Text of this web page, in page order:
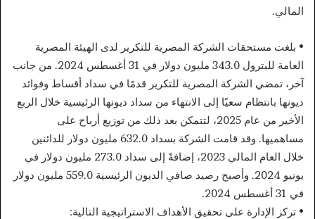
المالي.
• بلغت مستحقات الشركة المصرية للتكرير لدى الهيئة المصرية
العامة للبترول 343.0 مليون دولار في 31 أغسطس 2024. من جانب
آخر، تمضي الشركة المصرية للتكرير قدمًا في سداد أقساط وفوائد
ديونها بانتظام سعيًا إلى الانتهاء من سداد ديونها الرئيسية خلال الربع
الأخير من عام 2025، لتتمكن بعد ذلك من توزيع أرباح على
مساهميها. وقد قامت الشركة بسداد 632.0 مليون دولار للدائنين
خلال العام المالي 2023، إضافةً إلى سداد 273.0 مليون دولار في
يونيو 2024. وأصبح رصيد صافي الديون الرئيسية 559.0 مليون دولار
في 31 أغسطس 2024.
• تركز الإدارة على تحقيق الأهداف الاستراتيجية التالية: